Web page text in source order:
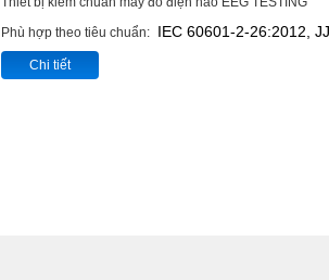
Phù hợp theo tiêu chuẩn: IEC 60601-2-26:2012,
Chi tiết